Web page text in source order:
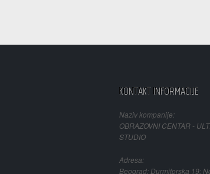
KONTAKT INFORMACIJE
Naziv kompanije:
OBRAZOVNI CENTAR -
STUDIO
Adresa:
Beograd: Durmitorska 19;